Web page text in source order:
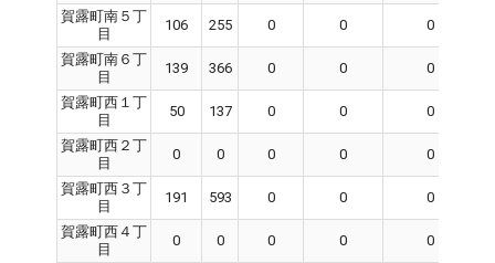
賀露町南５丁
目
106 255 0 0 0
賀露町南６丁
目
139 366 0 0 0
賀露町西１丁
目
50 137 0 0 0
賀露町西２丁
目
0 0 0 0 0
賀露町西３丁
目
191 593 0 0 0
賀露町西４丁
目
0 0 0 0 0